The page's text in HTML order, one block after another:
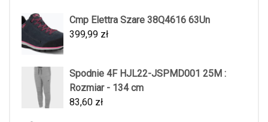
Cmp Elettra Szare 38Q4616 63Un
399,99 zł
Spodnie 4F HJL22-JSPMD001 25M :
Rozmiar - 134 cm
83,60 zł